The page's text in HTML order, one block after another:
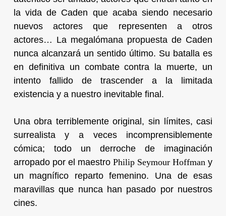
la vida de Caden que acaba siendo necesario
nuevos actores que representen a otros
actores… La megalómana propuesta de Caden
nunca alcanzará un sentido último. Su batalla es
en definitiva un combate contra la muerte, un
intento fallido de trascender a la limitada
existencia y a nuestro inevitable final.
Una obra terriblemente original, sin límites, casi
surrealista y a veces incomprensiblemente
cómica; todo un derroche de imaginación
arropado por el maestroPhilip Seymour Hoffman y
un magnífico reparto femenino. Una de esas
maravillas que nunca han pasado por nuestros
cines.